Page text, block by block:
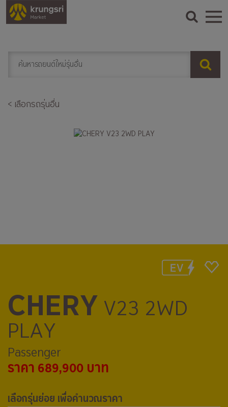
< เลือกรถรุ่นอื่น
CHERY V23 2WD
PLAY
Passenger
ราคา 689,900 บาท
เลือกรุ่นย่อย เพื่อคำนวณราคา